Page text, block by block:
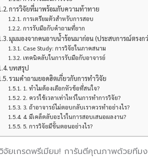
การวิจัยที่มาพร้อมกับความท้าทาย
การเตรียมตัวสำหรับการสอบ
การรับมือกับคำถามที่ยาก
มุมมองจากคนอาบน้ำร้อนมาก่อน (ประสบการณ์ตรงก
Case Study: การวิจัยในภาคสนาม
เทคนิคลับในการรับมือกับอาจารย์
บทสรุป
รวมคำถามยอดฮิตเกี่ยวกับการทำวิจัย
1. ทำไมต้องเลือกหัวข้อที่สนใจ?
2. ควรใช้เวลาเท่าไหร่ในการทำการวิจัย?
3. ถ้าอาจารย์ไม่ตอบกลับเราควรทำอย่างไร?
4. มีเคล็ดลับอะไรในการสอบเสนอผลงาน?
5. การวิจัยมีขั้นตอนอย่างไร?
จัยเกรดพรีเมียม! การันตีคุณภาพด้วยทีม